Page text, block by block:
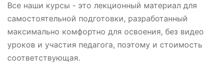
Все наши курсы - это лекционный материал для
самостоятельной подготовки, разработанный
максимально комфортно для освоения, без видео
уроков и участия педагога, поэтому и стоимость
соответствующая.